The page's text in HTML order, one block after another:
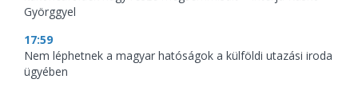
Györggyel
17:59
Nem léphetnek a magyar hatóságok a külföldi utazási iroda
ügyében